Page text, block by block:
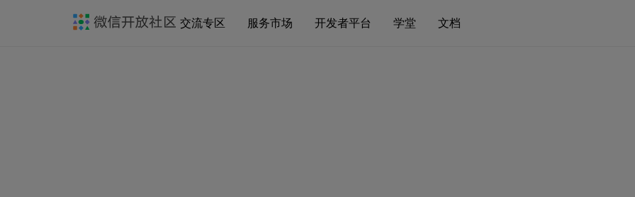
交流专区 服务市场 开发者平台 学堂 文档